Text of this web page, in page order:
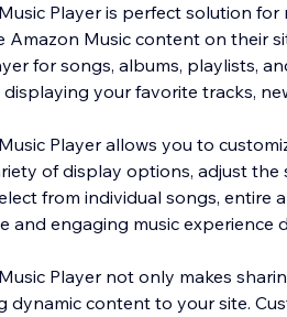
Player is perfect solution
Amazon Music content on their
for songs, albums, playlists,
displaying your favorite tracks,
Player allows you to
of display options, adjust the
from individual songs, entire
and engaging music experience
Player not only makes
dynamic content to your site.